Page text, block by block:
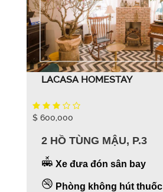
LACASA HOMESTAY
$ 600,000
2 HỒ TÙNG MẬU, P.3
Xe đưa đón sân bay
Phòng không hút thuốc